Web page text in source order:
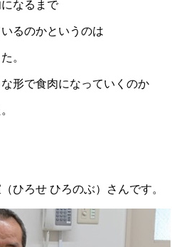
なるまで
るのかというのは
。
形で食肉になっていくのか
ひろせ ひろのぶ）さんです。